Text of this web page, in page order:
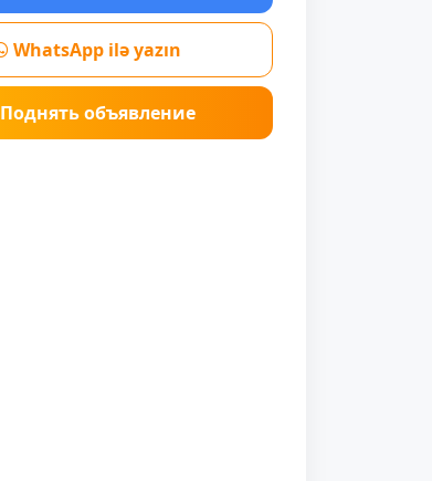
WhatsApp ilə yazın
Поднять объявление